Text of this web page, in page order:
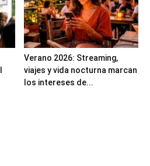
Verano 2026: Streaming,
viajes y vida nocturna marcan
los intereses de...